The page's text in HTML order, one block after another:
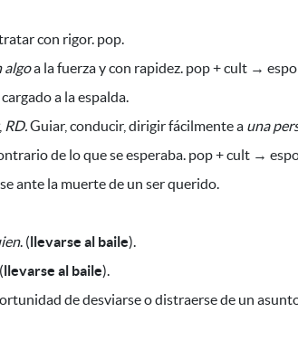
tratar con rigor. pop.
algoa la fuerza y con rapidez. pop + cult →
cargado a la espalda.
, RD.Guiar, conducir, dirigir fácilmente a una
de lo que se esperaba. pop + cult →
ante la muerte de un ser querido.
. (llevarse al baile).
llevarse al baile).
de desviarse o distraerse de un